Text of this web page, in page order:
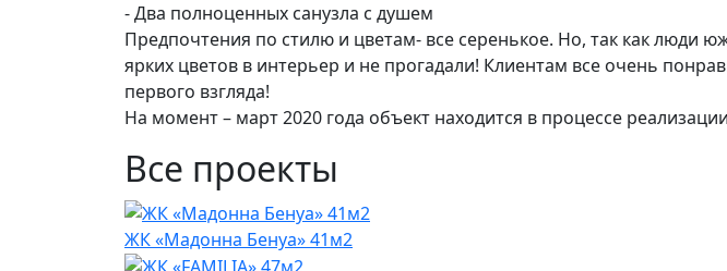
⁃ Два полноценных санузла с душем
Предпочтения по стилю и цветам- все серенькое. Но, так как
ярких цветов в интерьер и не прогадали! Клиентам все очень
первого взгляда!
На момент – март 2020 года объект находится в процессе
Все проекты
ЖК «Мадонна Бенуа» 41м2